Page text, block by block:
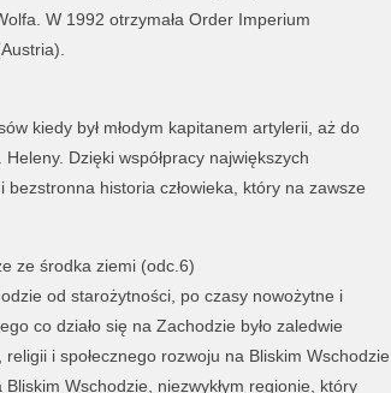
W 1992 otrzymała Order Imperium
kiedy był młodym kapitanem artylerii, aż do
Dzięki współpracy największych
historia człowieka, który na zawsze
ze środka ziemi (odc.6)
od starożytności, po czasy nowożytne i
co działo się na Zachodzie było zaledwie
i społecznego rozwoju na Bliskim Wschodzie.
Wschodzie, niezwykłym regionie, który